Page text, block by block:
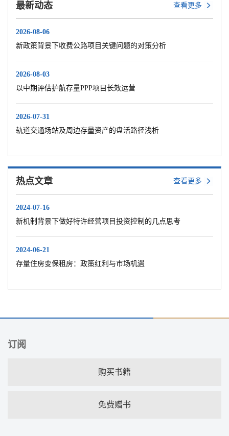
最新动态 查看更多
2026-08-06
新政策背景下收费公路项目关键问题的对策分析
2026-08-03
以中期评估护航存量PPP项目长效运营
2026-07-31
轨道交通场站及周边存量资产的盘活路径浅析
热点文章 查看更多
2024-07-16
新机制背景下做好特许经营项目投资控制的几点思考
2024-06-21
存量住房变保租房：政策红利与市场机遇
订阅
购买书籍
免费赠书